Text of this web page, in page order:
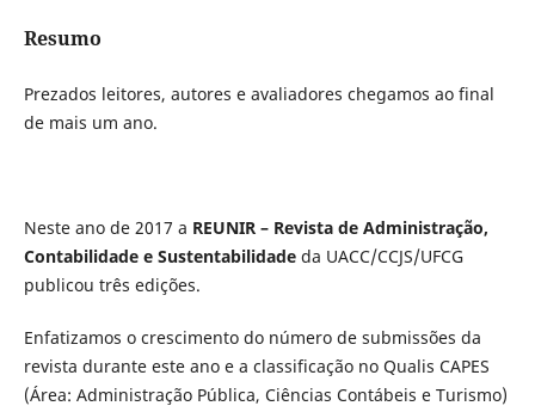
Resumo
Prezados leitores, autores e avaliadores chegamos ao final
de mais um ano.
Neste ano de 2017 a REUNIR – Revista de Administração,
Contabilidade e Sustentabilidadeda UACC/CCJS/UFCG
publicou três edições.
Enfatizamos o crescimento do número de submissões da
revista durante este ano e a classificação no Qualis CAPES
(Área: Administração Pública, Ciências Contábeis e Turismo)